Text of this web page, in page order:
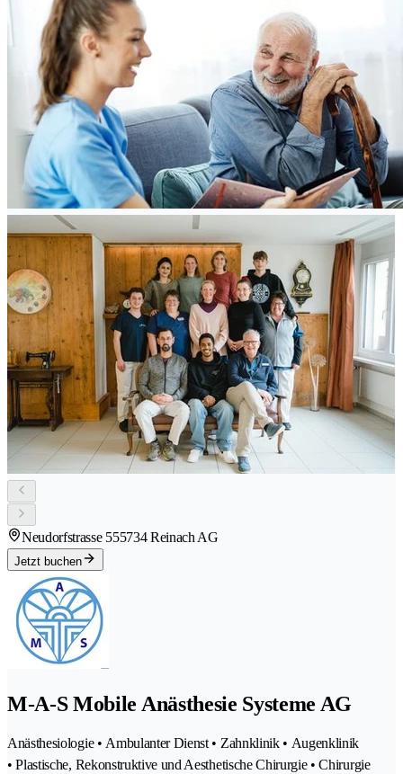
Neudorfstrasse 555734 Reinach AG
Jetzt buchen
M-A-S Mobile Anästhesie Systeme AG
Anästhesiologie • Ambulanter Dienst • Zahnklinik • Augenklinik
• Plastische, Rekonstruktive und Aesthetische Chirurgie • Chirurgie